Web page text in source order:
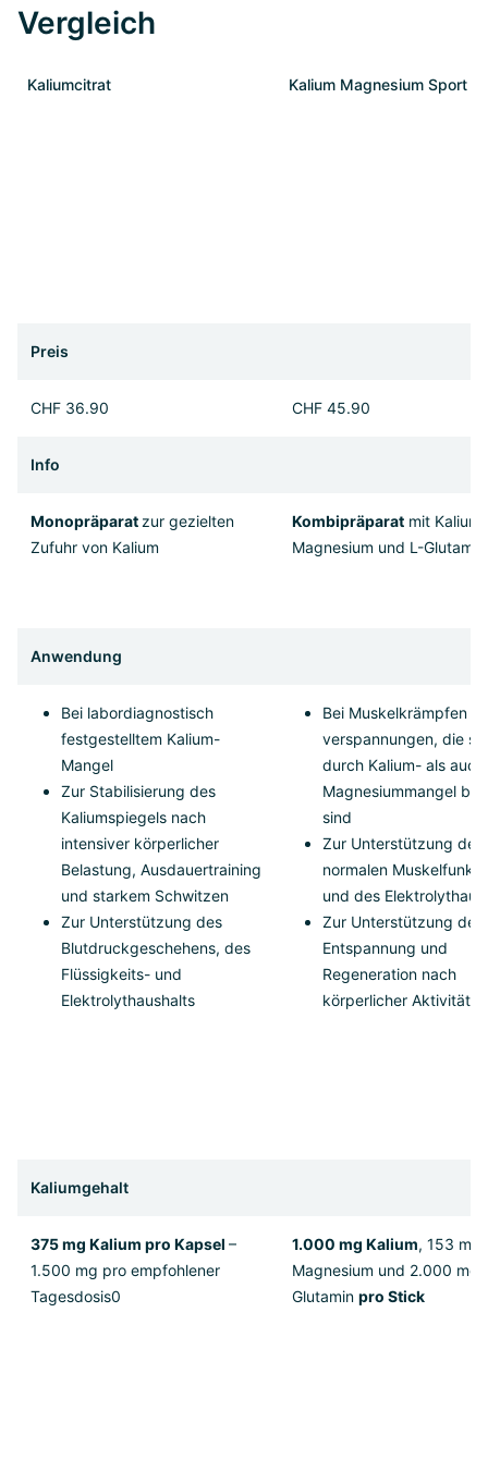
Vergleich
Kaliumcitrat Kalium Magnesium Sport
Preis
CHF 36.90 CHF 45.90
Info
Monopräparat zur gezielten
Zufuhr von Kalium
Kombipräparat mit Kalium,
Magnesium und L-Glutamin
Anwendung
Bei labordiagnostisch
festgestelltem Kalium-
Mangel
Zur Stabilisierung des
Kaliumspiegels nach
intensiver körperlicher
Belastung, Ausdauertraining
und starkem Schwitzen
Zur Unterstützung des
Blutdruckgeschehens, des
Flüssigkeits- und
Elektrolythaushalts
Bei Muskelkrämpfen
verspannungen, die
durch Kalium- als auch
Magnesiummangel
sind
Zur Unterstützung der
normalen
und des
Zur Unterstützung der
Entspannung und
Regeneration nach
körperlicher Aktivität
Kaliumgehalt
375 mg Kalium pro Kapsel –
1.500 mg pro empfohlener
Tagesdosis0
1.000 mg Kalium, 153 mg
Magnesium und 2.000 mg
Glutamin pro Stick